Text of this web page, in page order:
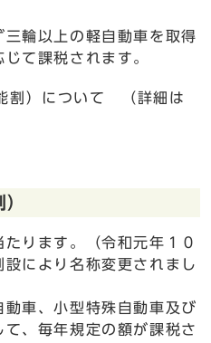
輪以上の軽自動車を取得
て課税されます。
割）について （詳細は
ります。（令和元年１０
により名称変更されまし
車、小型特殊自動車及び
、毎年規定の額が課税さ